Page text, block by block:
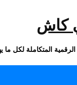
كاش
المتكاملة لكل ما